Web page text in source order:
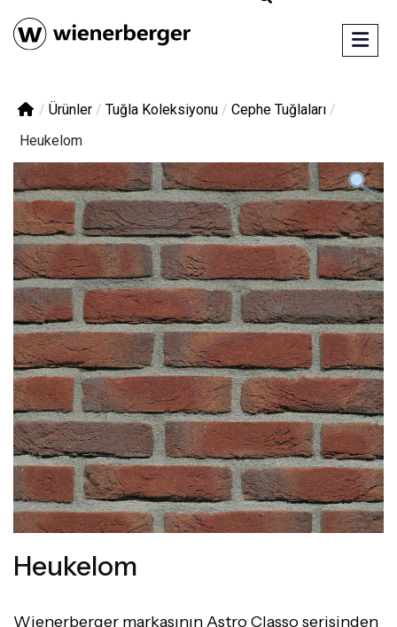
/ Ürünler / Tuğla Koleksiyonu / Cephe Tuğlaları /
Heukelom
Heukelom
Wienerberger markasının Astro Classo serisinden